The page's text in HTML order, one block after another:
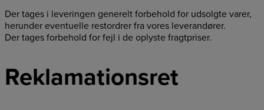
Der tages i leveringen generelt forbehold for udsolgte varer,
herunder eventuelle restordrer fra vores leverandører.
Der tages forbehold for fejl i de oplyste fragtpriser.
Reklamationsret